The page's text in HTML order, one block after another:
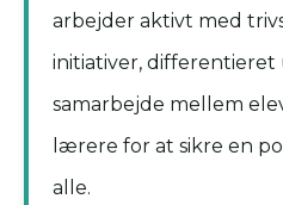
arbejder aktivt med
initiativer,
samarbejde mellem
lærere for at sikre en
alle.